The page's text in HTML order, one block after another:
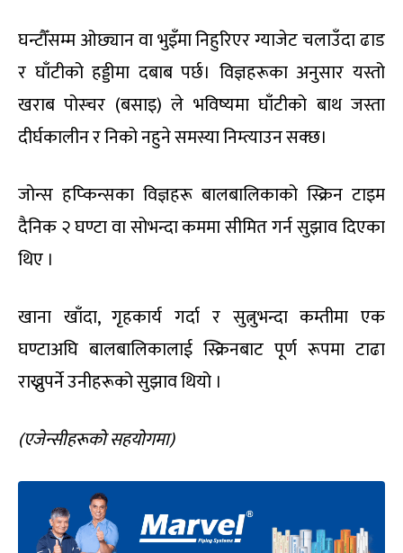
घन्टौँसम्म ओछ्यान वा भुइँमा निहुरिएर ग्याजेट चलाउँदा ढाड
र घाँटीको हड्डीमा दबाब पर्छ। विज्ञहरूका अनुसार यस्तो
खराब पोस्चर (बसाइ) ले भविष्यमा घाँटीको बाथ जस्ता
दीर्घकालीन र निको नहुने समस्या निम्त्याउन सक्छ।
जोन्स हप्किन्सका विज्ञहरू बालबालिकाको स्क्रिन टाइम
दैनिक २ घण्टा वा सोभन्दा कममा सीमित गर्न सुझाव दिएका
थिए ।
खाना खाँदा, गृहकार्य गर्दा र सुत्नुभन्दा कम्तीमा एक
घण्टाअघि बालबालिकालाई स्क्रिनबाट पूर्ण रूपमा टाढा
राख्नुपर्ने उनीहरूको सुझाव थियो ।
(एजेन्सीहरूको सहयोगमा)